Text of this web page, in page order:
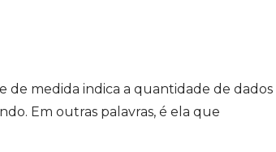
de medida indica a quantidade de dados
Em outras palavras, é ela que